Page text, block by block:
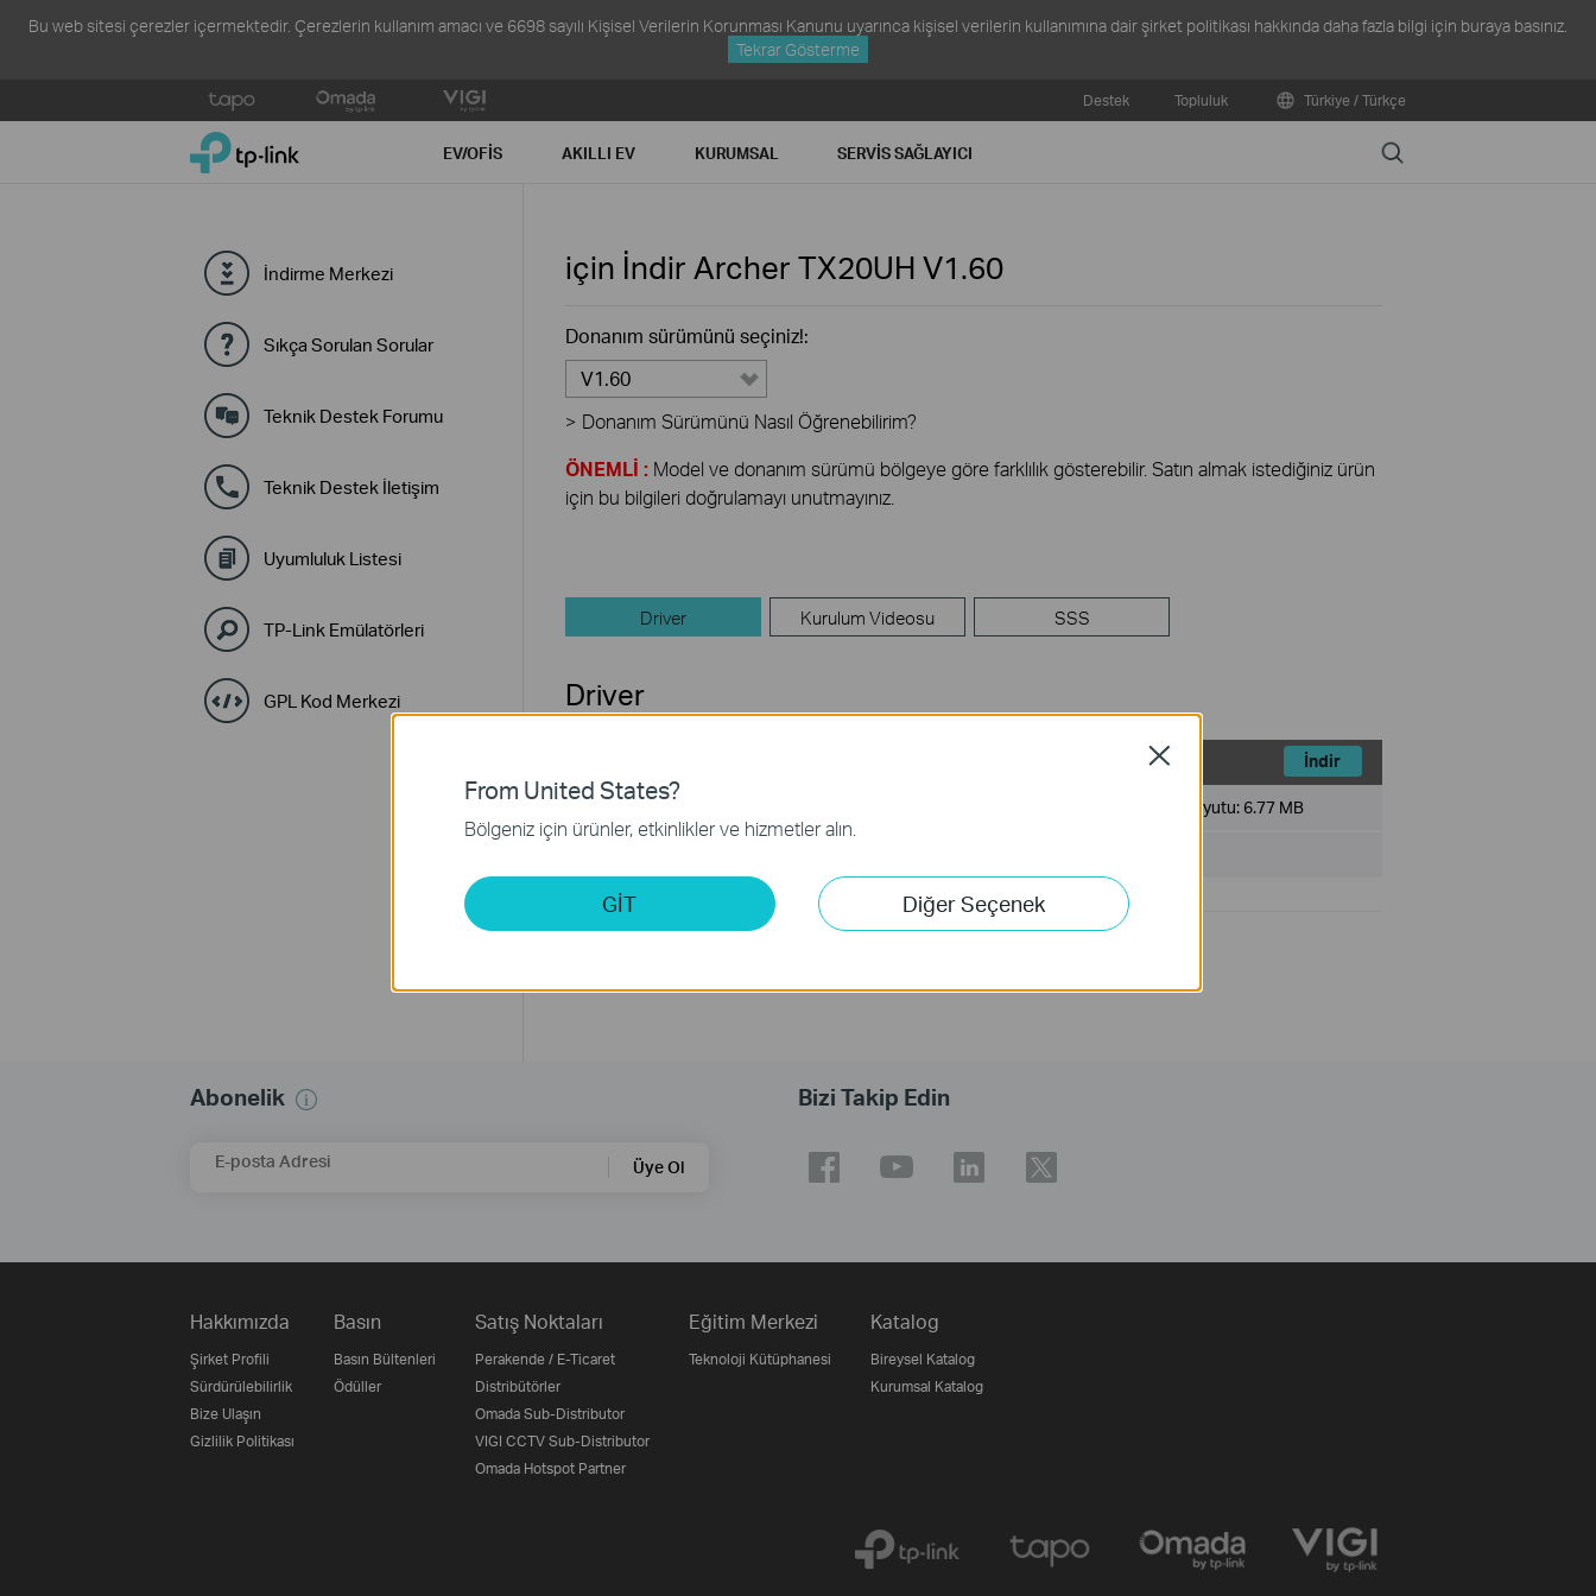
Bu web sitesi çerezler içermektedir. Çerezlerin kullanım amacı ve 6698 sayılı Kişisel Verilerin Korunması Kanunu uyarınca kişisel verilerin kullanımına dair şirket politikası hakkında daha fazla bilgi için buraya basınız.
Tekrar Gösterme
to
Destek Topluluk Türkiye / Türkçe
TP-Link, Reliably Smart EV/OFIS AKILLI EV KURUMSAL SERVIS SAĞLAYICI Search
İndirme Merkezi
Sıkça Sorulan Sorular
Teknik Destek Forumu
Teknik Destek İletişim
Uyumluluk Listesi
TP-Link Emülatörleri
GPL Kod Merkezi
için İndir Archer TX20UH V1.60
Donanım sürümünü seçiniz!:
V1.60
> Donanım Sürümünü Nasıl Öğrenebilirim?
ÖNEMLİ : Model ve donanım sürümü bölgeye göre farklılık gösterebilir. Satın almak istediğiniz ürün
için bu bilgileri doğrulamayı unutmayınız.
Driver Kurulum Videosu SSS
Driver
İndir
Dosya Boyutu: 6.77 MB
Abonelik
E-posta Adresi Üye Ol
Bizi Takip Edin
Hakkımızda
Şirket Profili
Sürdürülebilirlik
Bize Ulaşın
Gizlilik Politikası
Basın
Basın Bültenleri
Ödüller
Satış Noktaları
Perakende / E-Ticaret
Distribütörler
Omada Sub-Distributor
VIGI CCTV Sub-Distributor
Omada Hotspot Partner
Eğitim Merkezi
Teknoloji Kütüphanesi
Katalog
Bireysel Katalog
Kurumsal Katalog
From United States?
Bölgeniz için ürünler, etkinlikler ve hizmetler alın.
GİT Diğer Seçenek
Close